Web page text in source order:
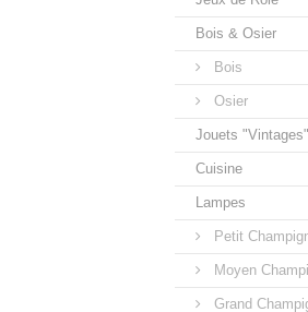
Bois & Osier
Bois
Osier
Jouets "Vintages"
Cuisine
Lampes
Petit
Moyen
Grand